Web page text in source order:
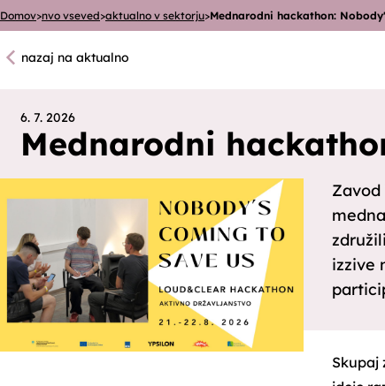
Domov>nvo vseved>aktualno v sektorju>Mednarodni hackathon:
nazaj na aktualno
6. 7. 2026
Mednarodni
izzive
Skupaj